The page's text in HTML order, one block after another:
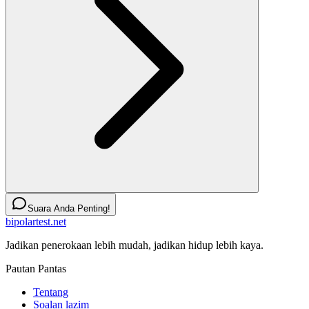
Suara Anda Penting!
bipolartest.net
Jadikan penerokaan lebih mudah, jadikan hidup lebih kaya.
Pautan Pantas
Tentang
Soalan lazim